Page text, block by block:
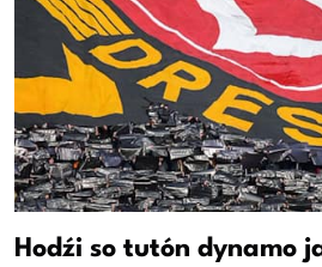
Hodźi so tutón dynamo